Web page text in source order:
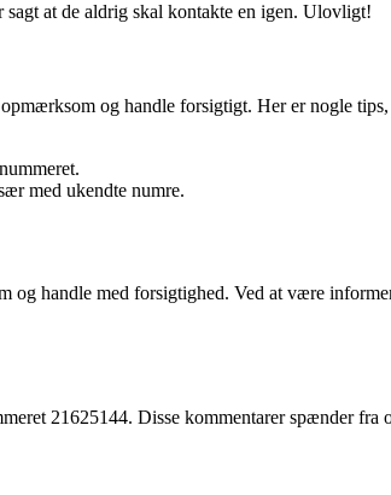
at de aldrig skal kontakte en igen. Ulovligt!
og handle forsigtigt. Her er nogle
med ukendte numre.
handle med forsigtighed. Ved at være
21625144. Disse kommentarer spænder